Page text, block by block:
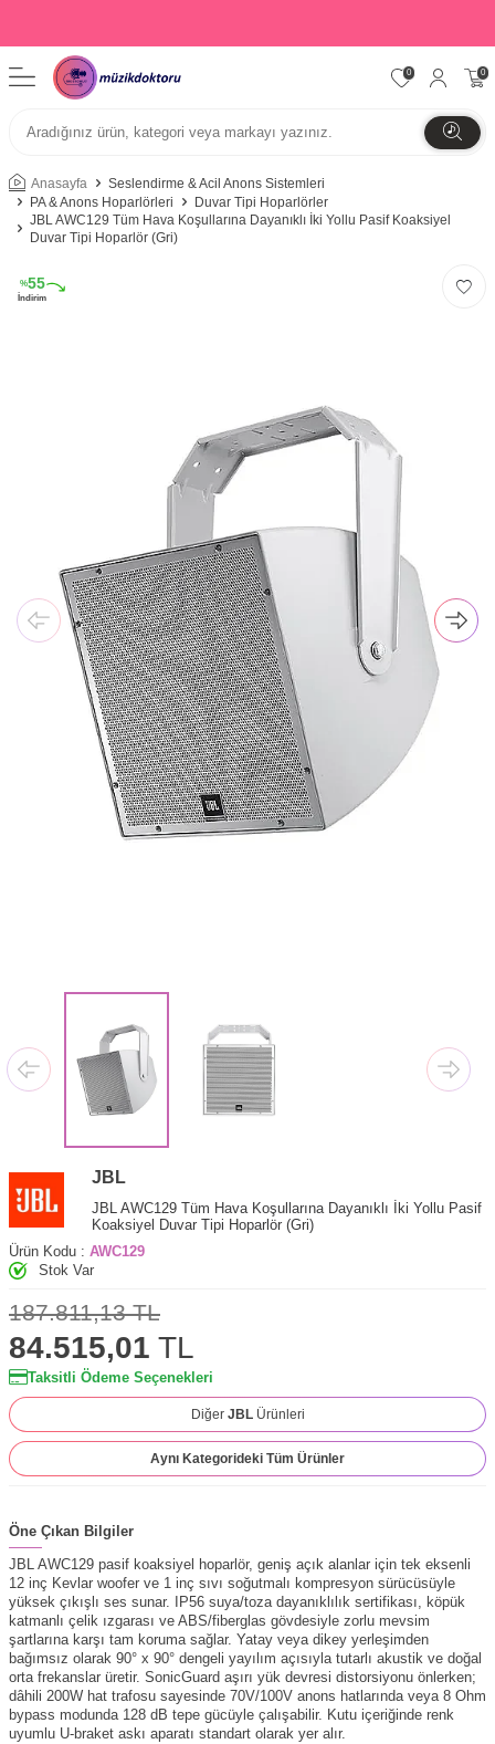
0 0
Anasayfa
Seslendirme & Acil Anons Sistemleri
PA & Anons Hoparlörleri
Duvar Tipi Hoparlörler
JBL AWC129 Tüm Hava Koşullarına Dayanıklı İki Yollu Pasif Koaksiyel
Duvar Tipi Hoparlör (Gri)
%55
İndirim
JBL
JBL AWC129 Tüm Hava Koşullarına Dayanıklı İki Yollu Pasif
Koaksiyel Duvar Tipi Hoparlör (Gri)
Ürün Kodu : AWC129
Stok Var
187.811,13TL
84.515,01 TL
Taksitli Ödeme Seçenekleri
Diğer JBL Ürünleri
Aynı Kategorideki Tüm Ürünler
Öne Çıkan Bilgiler
JBL AWC129 pasif koaksiyel hoparlör, geniş açık alanlar için tek eksenli
12 inç Kevlar woofer ve 1 inç sıvı soğutmalı kompresyon sürücüsüyle
yüksek çıkışlı ses sunar. IP56 suya/toza dayanıklılık sertifikası, köpük
katmanlı çelik ızgarası ve ABS/fiberglas gövdesiyle zorlu mevsim
şartlarına karşı tam koruma sağlar. Yatay veya dikey yerleşimden
bağımsız olarak 90° x 90° dengeli yayılım açısıyla tutarlı akustik ve doğal
orta frekanslar üretir. SonicGuard aşırı yük devresi distorsiyonu önlerken;
dâhili 200W hat trafosu sayesinde 70V/100V anons hatlarında veya 8 Ohm
bypass modunda 128 dB tepe gücüyle çalışabilir. Kutu içeriğinde renk
uyumlu U-braket askı aparatı standart olarak yer alır.